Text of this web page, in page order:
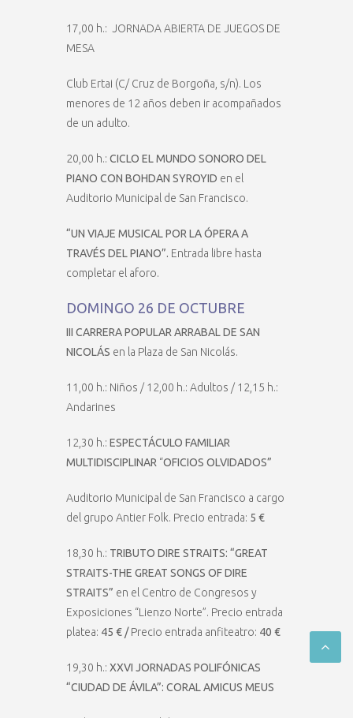
17,00 h.: JORNADA ABIERTA DE JUEGOS DE
MESA
Club Ertai (C/ Cruz de Borgoña, s/n). Los
menores de 12 años deben ir acompañados
de un adulto.
20,00 h.: CICLO EL MUNDO SONORO DEL
PIANO CON BOHDAN SYROYID en el
Auditorio Municipal de San Francisco.
“UN VIAJE MUSICAL POR LA ÓPERA A
TRAVÉS DEL PIANO”. Entrada libre hasta
completar el aforo.
DOMINGO 26 DE OCTUBRE
III CARRERA POPULAR ARRABAL DE SAN
NICOLÁS en la Plaza de San Nicolás.
11,00 h.: Niños / 12,00 h.: Adultos / 12,15 h.:
Andarines
12,30 h.: ESPECTÁCULO FAMILIAR
MULTIDISCIPLINAR “OFICIOS OLVIDADOS”
Auditorio Municipal de San Francisco a cargo
del grupo Antier Folk. Precio entrada: 5 €
18,30 h.: TRIBUTO DIRE STRAITS: “GREAT
STRAITS-THE GREAT SONGS OF DIRE
STRAITS” en el Centro de Congresos y
Exposiciones “Lienzo Norte”. Precio entrada
platea: 45 € /Precio entrada anfiteatro: 40 €
19,30 h.: XXVI JORNADAS POLIFÓNICAS
“CIUDAD DE ÁVILA”: CORAL AMICUS MEUS